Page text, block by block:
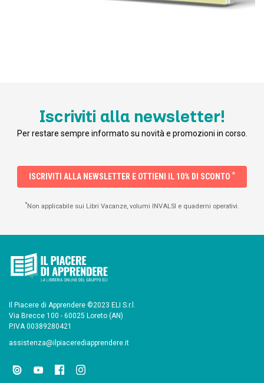
Iscriviti alla newsletter!
Per restare sempre informato su novità e promozioni in corso.
ISCRIVITI ALLA NEWSLETTER E OTTIENI IL 10% DI SCONTO *
*Non applicabile sui Libri Vacanze, volumi INVALSI e quaderni operativi.
Il Piacere di Apprendere ©2023 ELI S.r.l.
Via Brecce 100 - 60025 Loreto (AN)
P.IVA 00389280421
assistenza@ilpiacerediapprendere.it